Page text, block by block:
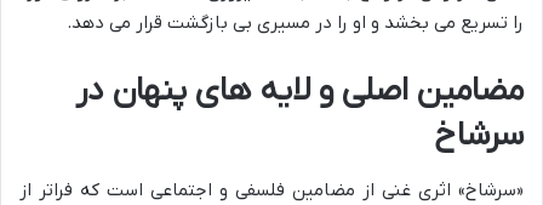
را تسریع می بخشد و او را در مسیری بی بازگشت قرار می دهد.
مضامین اصلی و لایه های پنهان در
سرشاخ
«سرشاخ» اثری غنی از مضامین فلسفی و اجتماعی است که فراتر از